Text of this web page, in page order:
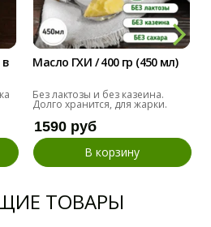
Масло ГХИ / 400 гр (450 мл)
Без лактозы и без казеина.
Долго хранится, для жарки.
1590 руб
В корзину
ТОВАРЫ